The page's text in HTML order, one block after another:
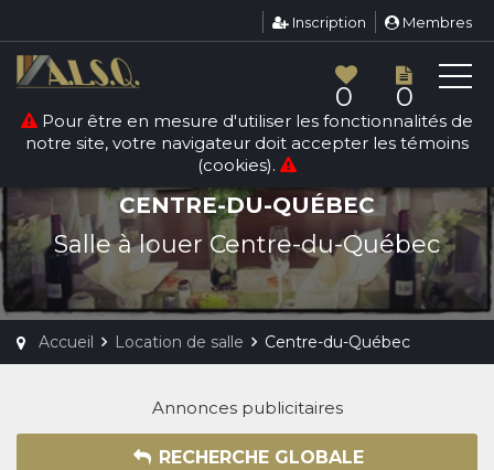
Inscription Membres
0 0
Pour être en mesure d'utiliser les fonctionnalités de
notre site, votre navigateur doit accepter les témoins
(cookies).
LOCATION DE SALLE
CENTRE-DU-QUÉBEC
Salle à louer Centre-du-Québec
Accueil Location de salle Centre-du-Québec
Annonces publicitaires
RECHERCHE GLOBALE